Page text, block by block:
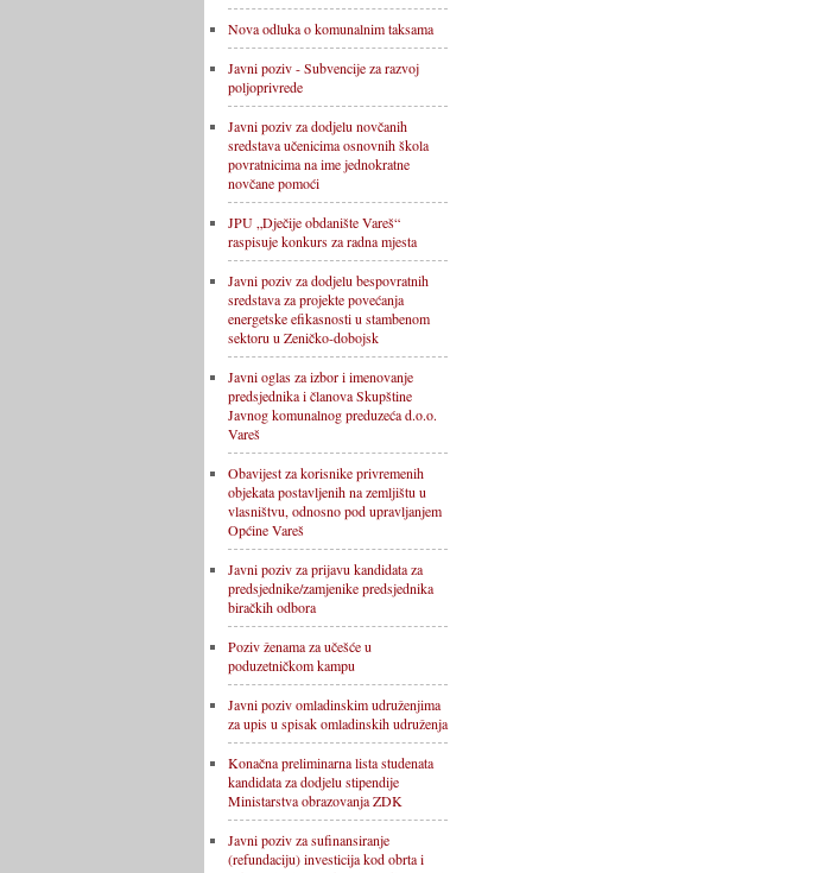
Nova odluka o komunalnim taksama
Javni poziv - Subvencije za razvoj
poljoprivrede
Javni poziv za dodjelu novčanih
sredstava učenicima osnovnih škola
povratnicima na ime jednokratne
novčane pomoći
JPU „Dječije obdanište Vareš“
raspisuje konkurs za radna mjesta
Javni poziv za dodjelu bespovratnih
sredstava za projekte povećanja
energetske efikasnosti u stambenom
sektoru u Zeničko-dobojsk
Javni oglas za izbor i imenovanje
predsjednika i članova Skupštine
Javnog komunalnog preduzeća d.o.o.
Vareš
Obavijest za korisnike privremenih
objekata postavljenih na zemljištu u
vlasništvu, odnosno pod upravljanjem
Općine Vareš
Javni poziv za prijavu kandidata za
predsjednike/zamjenike predsjednika
biračkih odbora
Poziv ženama za učešće u
poduzetničkom kampu
Javni poziv omladinskim udruženjima
za upis u spisak omladinskih udruženja
Konačna preliminarna lista studenata
kandidata za dodjelu stipendije
Ministarstva obrazovanja ZDK
Javni poziv za sufinansiranje
(refundaciju) investicija kod obrta i